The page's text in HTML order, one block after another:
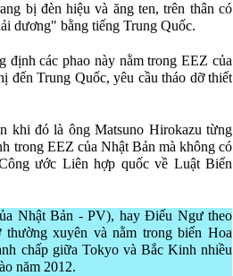
bị đèn hiệu và ăng ten, trên thân có
dương" bằng tiếng Trung Quốc.
định các phao này nằm trong EEZ của
đến Trung Quốc, yêu cầu tháo dỡ thiết
khi đó là ông Matsuno Hirokazu từng
trong EEZ của Nhật Bản mà không có
ước Liên hợp quốc về Luật Biển
Nhật Bản - PV), hay Điếu Ngư theo
xuyên và nằm trong biển Hoa
chấp giữa Tokyo và Bắc Kinh nhiều
năm 2012.